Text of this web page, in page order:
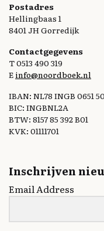
Postadres
Hellingbaas 1
8401 JH Gorredijk
Contactgegevens
T 0513 490 319
E info@noordboek.nl
IBAN: NL78 INGB 0651
BIC: INGBNL2A
BTW: 8157 85 392 B01
KVK: 01111701
Inschrijven
Email Address